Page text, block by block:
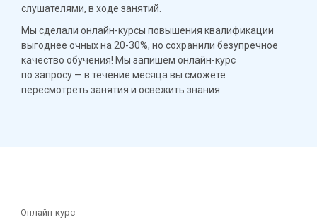
слушателями, в ходе занятий.
Мы сделали онлайн-курсы повышения квалификации
выгоднее очных на 20-30%, но сохранили безупречное
качество обучения! Мы запишем онлайн-курс
по запросу — в течение месяца вы сможете
пересмотреть занятия и освежить знания.
Онлайн-курс